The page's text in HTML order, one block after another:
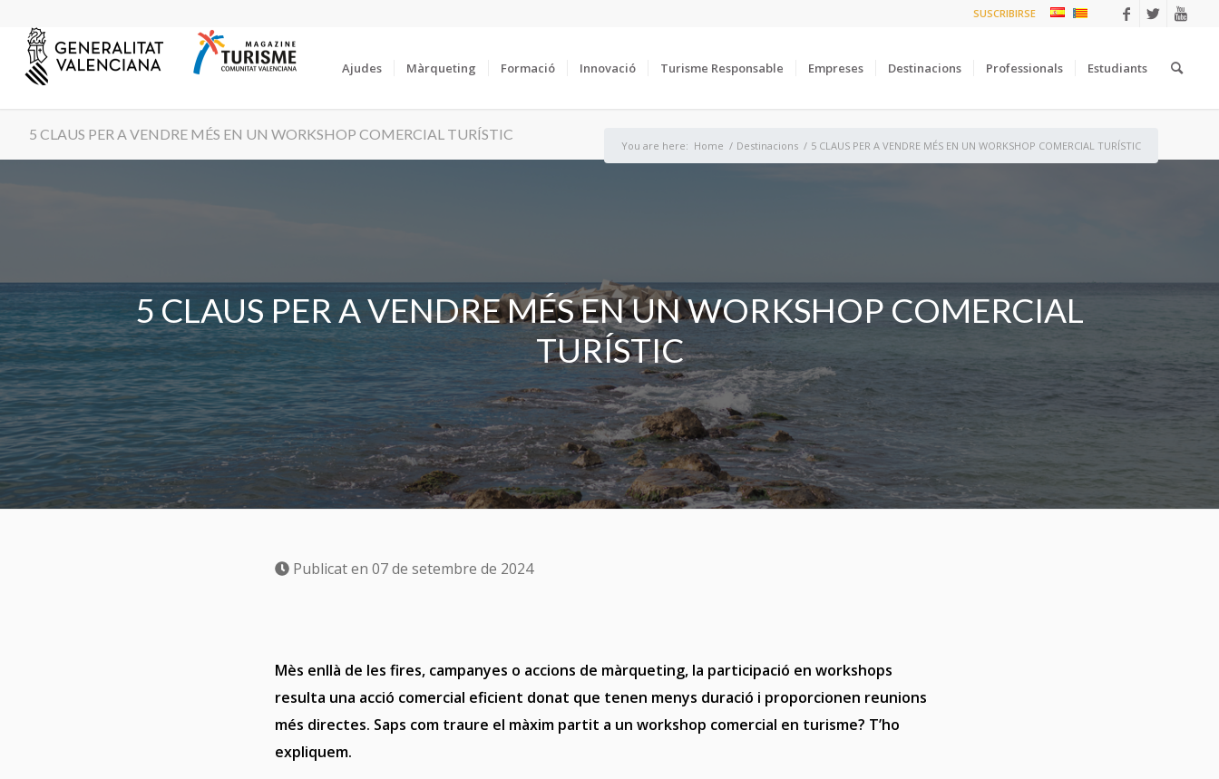
SUSCRIBIRSE
Ajudes Màrqueting Formació Innovació Turisme Responsable Empreses Destinacions Professionals Estudiants
5 CLAUS PER A VENDRE MÉS EN UN WORKSHOP COMERCIAL TURÍSTIC
You are here: Home / Destinacions / 5 CLAUS PER A VENDRE MÉS EN UN WORKSHOP COMERCIAL TURÍSTIC
5 CLAUS PER A VENDRE MÉS EN UN WORKSHOP COMERCIAL
TURÍSTIC
Publicat en 07 de setembre de 2024
Mès enllà de les fires, campanyes o accions de màrqueting, la participació en workshops
resulta una acció comercial eficient donat que tenen menys duració i proporcionen reunions
més directes. Saps com traure el màxim partit a un workshop comercial en turisme? T’ho
expliquem.